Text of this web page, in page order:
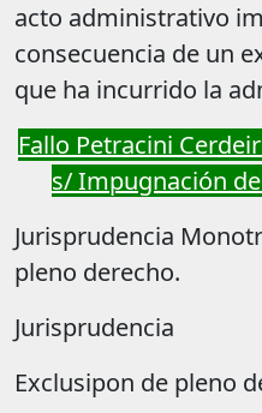
acto administrativo
consecuencia de un
que ha incurrido la
Fallo Petracini
s/ Impugnación
Jurisprudencia
pleno derecho.
Jurisprudencia
Exclusipon de pleno